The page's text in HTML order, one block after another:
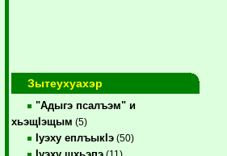
Зытеухуахэр
"Адыгэ псалъэм" и
хьэщIэщым (5)
Iуэху еплъыкIэ (50)
(11)